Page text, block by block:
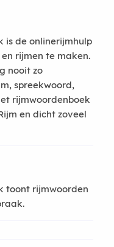
is de onlinerijmhulp
rijmen te maken.
nooit zo
spreekwoord,
rijmwoordenboek
en dicht zoveel
toont rijmwoorden